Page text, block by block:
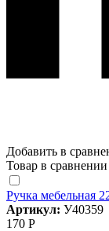
Добавить в
Товар в сравнении
Ручка мебельная
Артикул: У40359
170 Р